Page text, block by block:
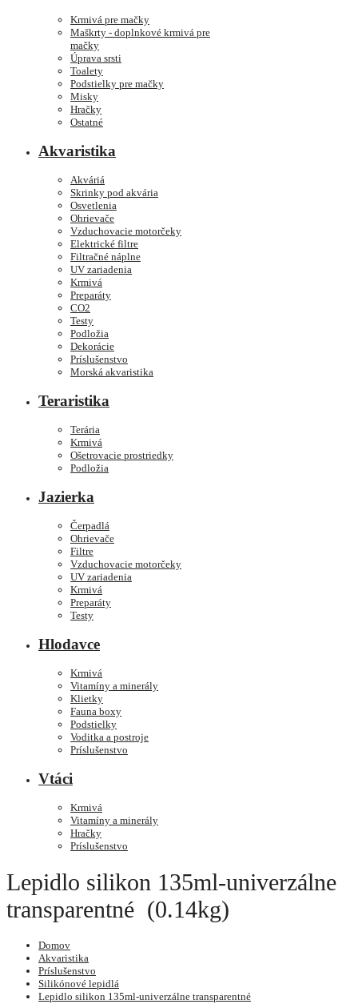
Krmivá pre mačky
Maškrty - doplnkové krmivá pre
mačky
Úprava srsti
Toalety
Podstielky pre mačky
Misky
Hračky
Ostatné
Akvaristika
Akváriá
Skrinky pod akvária
Osvetlenia
Ohrievače
Vzduchovacie motorčeky
Elektrické filtre
Filtračné náplne
UV zariadenia
Krmivá
Preparáty
CO2
Testy
Podložia
Dekorácie
Príslušenstvo
Morská akvaristika
Teraristika
Terária
Krmivá
Ošetrovacie prostriedky
Podložia
Jazierka
Čerpadlá
Ohrievače
Filtre
Vzduchovacie motorčeky
UV zariadenia
Krmivá
Preparáty
Testy
Hlodavce
Krmivá
Vitamíny a minerály
Klietky
Fauna boxy
Podstielky
Voditka a postroje
Príslušenstvo
Vtáci
Krmivá
Vitamíny a minerály
Hračky
Príslušenstvo
Lepidlo silikon 135ml-univerzálne
transparentné (0.14kg)
Domov
Akvaristika
Príslušenstvo
Silikónové lepidlá
Lepidlo silikon 135ml-univerzálne transparentné